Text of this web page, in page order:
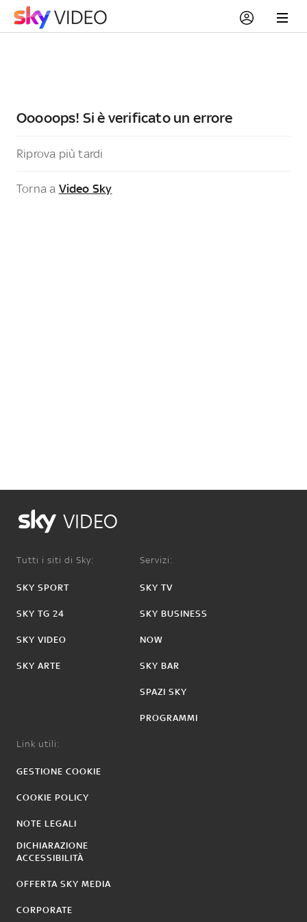
Ooooops! Si è verificato un errore
Riprova più tardi
Torna a Video Sky
VIDEO
Tutti i siti di Sky:
SKY SPORT
SKY TG 24
SKY VIDEO
SKY ARTE
Servizi:
SKY TV
SKY BUSINESS
NOW
SKY BAR
SPAZI SKY
PROGRAMMI
Link utili:
GESTIONE COOKIE
COOKIE POLICY
NOTE LEGALI
DICHIARAZIONE
ACCESSIBILITÀ
OFFERTA SKY MEDIA
CORPORATE